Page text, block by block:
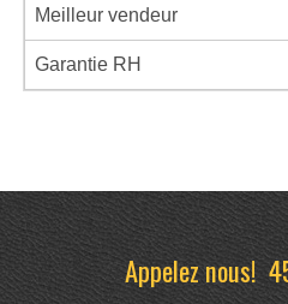
Meilleur vendeur
Garantie RH
Appelez nous!